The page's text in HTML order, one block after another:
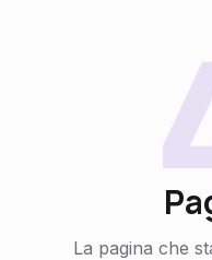
La pagina che